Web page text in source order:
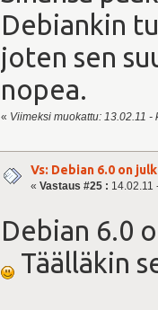
Debiankin
joten sen
nopea.
« Viimeksi muokattu: 13.02.11
Vs: Debian 6.0 on
« Vastaus #25 : 14.02.11
Debian 6.0
Täälläkin